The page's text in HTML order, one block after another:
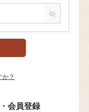
？
会員登録